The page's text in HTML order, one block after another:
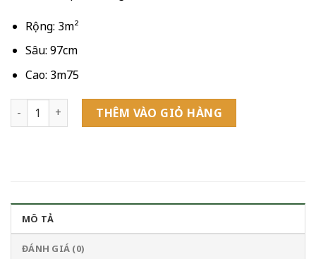
Rộng: 3m²
Sâu: 97cm
Cao: 3m75
Mẫu Lăng Mộ Đá Đẹp Chuẩn Phong Thủy - LMĐ 05 số lượng
THÊM VÀO GIỎ HÀNG
MÔ TẢ
ĐÁNH GIÁ (0)